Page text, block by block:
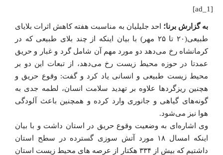
[ad_1]
به گزارش برنا؛ احد جلیلیان به مناسبت هفته کاهش اثرات بلایای
طبیعی(۲۰ تا ۲۵ مهر) با بیان اینکه از چند بلای طبیعی که در
کرمانشاه رخ می‌دهد دو مورد مهم آن شامل گرد و غبار و حریق
عمدتا در حوزه محیط زیست رخ می‌دهد، از تبعات این دو بر
محیط زیست طبیعی و انسانی یاد کرد و گفت: وقوع حریق و
هچنین ریزگردها علاوه بر تهدید سلامت انسان، لطمه جدی به
گونه‌های گیاهی و جانوری وارد کرده و همچنین باعث آلودگی
هوا نیز می‌شود.
وی اشاره‌ای به وضعیت وقوع حریق در استان داشت و با بیان
اینکه امسال ۱۸ مورد آتش سوزی گسترده در سطح استان
داشتیم که بیش از ۳۳۴ هکتار از عرصه های محیط زیست استان